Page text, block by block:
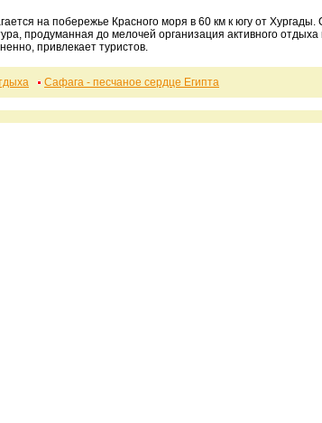
на побережье Красного моря в 60 км к югу от
продуманная до мелочей организация активного отдыха
привлекает туристов.
Сафага - песчаное сердце Египта